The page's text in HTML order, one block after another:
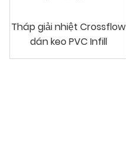
Tháp giải nhiệt Crossflow
dán keo PVC Infill